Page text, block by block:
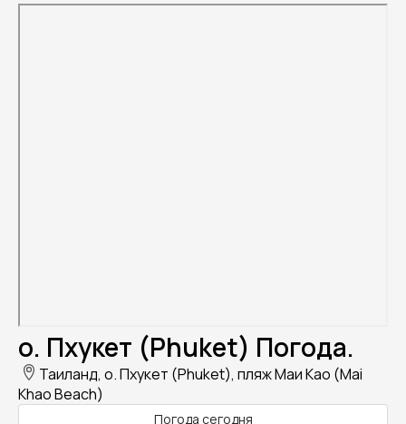
о. Пхукет (Phuket) Погода.
Таиланд, о. Пхукет (Phuket), пляж Маи Као (Mai
Khao Beach)
Погода сегодня